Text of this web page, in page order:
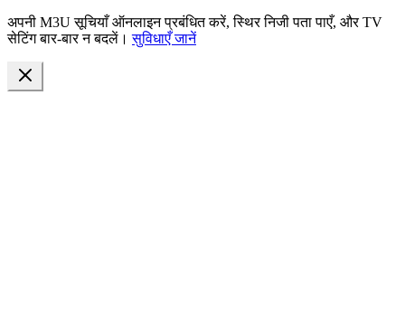
अपनी M3U सूचियाँ ऑनलाइन प्रबंधित करें, स्थिर निजी पता पाएँ, और TV
सेटिंग बार-बार न बदलें। सुविधाएँ जानें